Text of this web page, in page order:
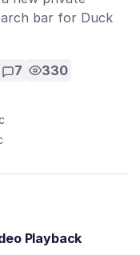
bar for Duck
7 330
Playback